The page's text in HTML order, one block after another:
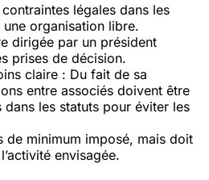
légales dans les
organisation libre.
dirigée par un président
prises de décision.
claire : Du fait de sa
entre associés doivent être
les statuts pour éviter les
de minimum imposé, mais doit
envisagée.